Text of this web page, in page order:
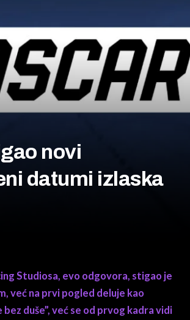
novi
datumi izlaska
Studiosa, evo odgovora, stigao je
već na prvi pogled deluje kao
duše”, već se od prvog kadra vidi